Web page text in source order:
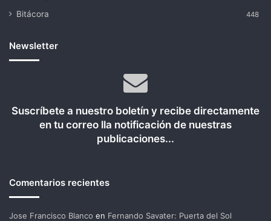
Bitácora 448
Newsletter
Suscríbete a nuestro boletín y recibe directamente
en tu correo lla notificación de nuestras
publicaciones...
Comentarios recientes
Jose Francisco Blanco en Fernando Savater: Puerta del Sol